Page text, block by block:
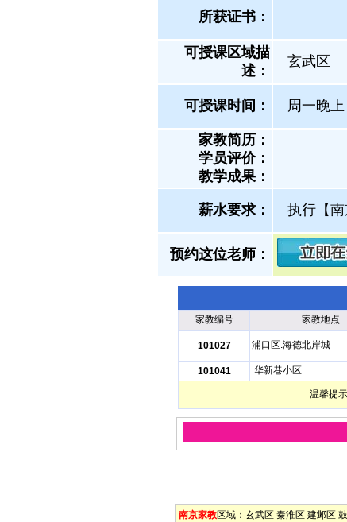
所获证书 ：
可授课区域描
述：
玄武区
可授课时间： 周一晚上
家教简历：
学员评价：
教学成果：
薪水要求： 执行【南
预约这位老师：
家教编号 家教地点
101027 浦口区.海德北岸城
101041 .华新巷小区
温馨提
南京家教区域： 玄武区 秦淮区 建邺区